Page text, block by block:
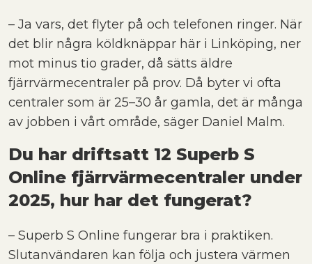
– Ja vars, det flyter på och telefonen ringer. När
det blir några köldknäppar här i Linköping, ner
mot minus tio grader, då sätts äldre
fjärrvärmecentraler på prov. Då byter vi ofta
centraler som är 25–30 år gamla, det är många
av jobben i vårt område, säger Daniel Malm.
Du har driftsatt 12 Superb S
Online fjärrvärmecentraler under
2025, hur har det fungerat?
– Superb S Online fungerar bra i praktiken.
Slutanvändaren kan följa och justera värmen